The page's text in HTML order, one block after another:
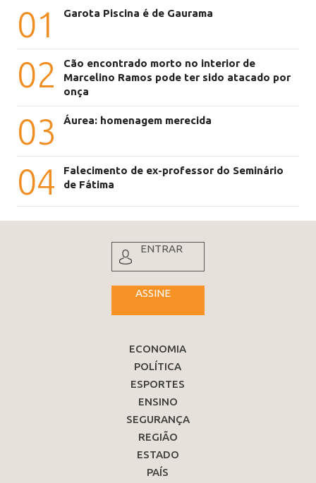
01 Garota Piscina é de Gaurama
02
Cão encontrado morto no interior de
Marcelino Ramos pode ter sido atacado por
onça
03 Áurea: homenagem merecida
04
Falecimento de ex-professor do Seminário
de Fátima
ENTRAR
ASSINE
ECONOMIA
POLÍTICA
ESPORTES
ENSINO
SEGURANÇA
REGIÃO
ESTADO
PAÍS